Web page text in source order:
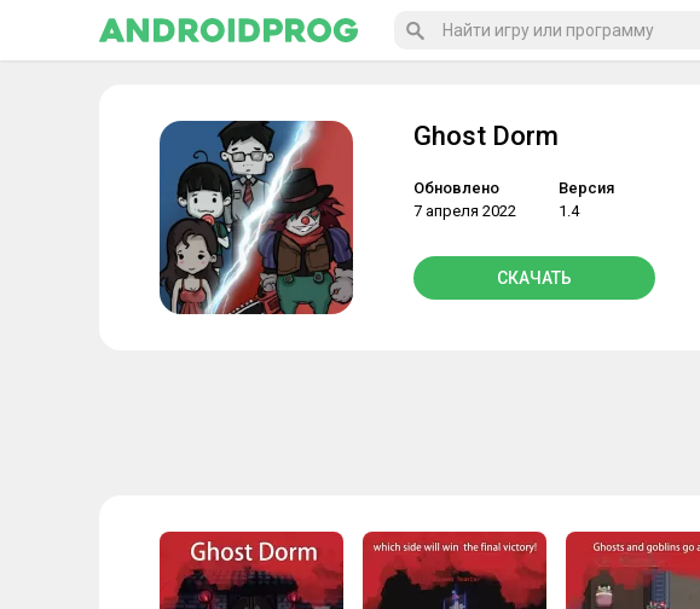
Ghost Dorm
Обновлено
7 апреля 2022
Версия
1.4
СКАЧАТЬ